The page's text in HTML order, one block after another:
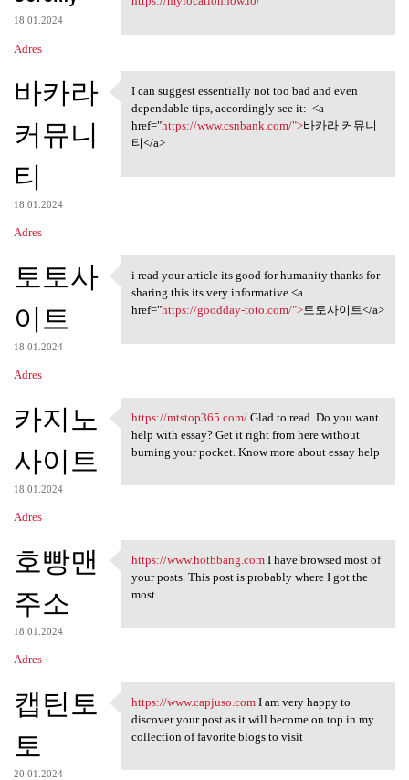
18.01.2024
Adres
바카라
커뮤니
티
18.01.2024
Adres
I can suggest essentially not
I can suggest essentially not too bad and even
dependable tips, accordingly see it: <a
href="https://www.csnbank.com/">바카라 커뮤니
티</a>
토토사
이트
18.01.2024
Adres
i read your article its good
i read your article its good for humanity thanks for
sharing this its very informative <a
href="https://goodday-toto.com/">토토사이트</a>
카지노
사이트
18.01.2024
Adres
https://mtstop365.com/ Glad
https://mtstop365.com/Glad to read. Do you want
help with essay? Get it right from here without
burning your pocket. Know more about essay help
호빵맨
주소
18.01.2024
Adres
https://www.hotbbang.com I
https://www.hotbbang.comI have browsed most of
your posts. This post is probably where I got the
most
캡틴토
토
20.01.2024
https://www.capjuso.com I am
https://www.capjuso.comI am very happy to
discover your post as it will become on top in my
collection of favorite blogs to visit